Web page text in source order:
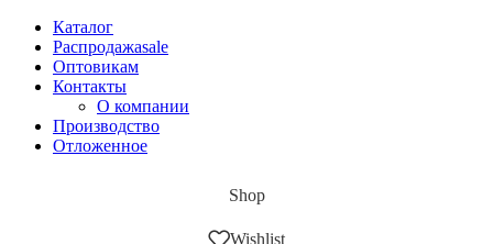
Каталог
Распродажаsale
Оптовикам
Контакты
О компании
Производство
Отложенное
Shop
Wishlist